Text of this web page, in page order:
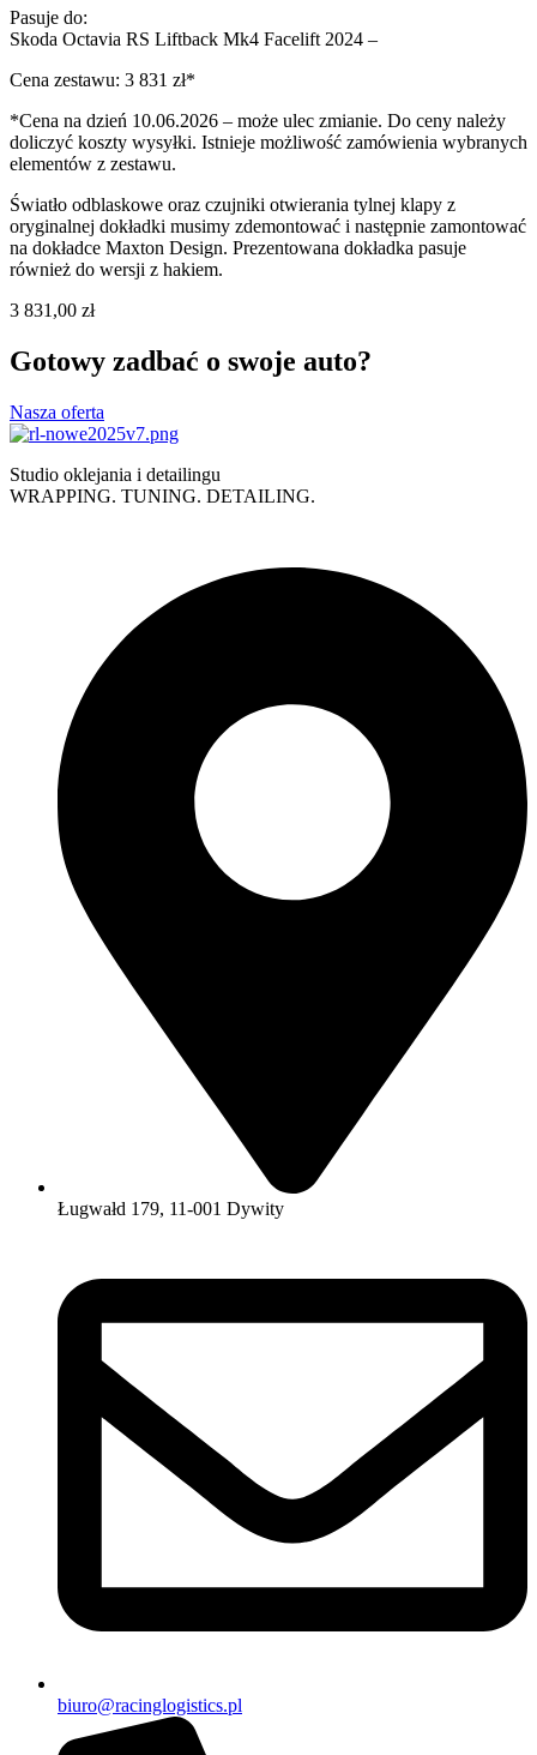
Pasuje do:
Skoda Octavia RS Liftback Mk4 Facelift 2024 –
Cena zestawu: 3 831 zł*
*Cena na dzień 10.06.2026 – może ulec zmianie. Do ceny należy
doliczyć koszty wysyłki. Istnieje możliwość zamówienia wybranych
elementów z zestawu.
Światło odblaskowe oraz czujniki otwierania tylnej klapy z
oryginalnej dokładki musimy zdemontować i następnie zamontować
na dokładce Maxton Design. Prezentowana dokładka pasuje
również do wersji z hakiem.
3 831,00 zł
Gotowy zadbać o swoje auto?
Nasza oferta
Studio oklejania i detailingu
WRAPPING. TUNING. DETAILING.
Ługwałd 179, 11-001 Dywity
biuro@racinglogistics.pl